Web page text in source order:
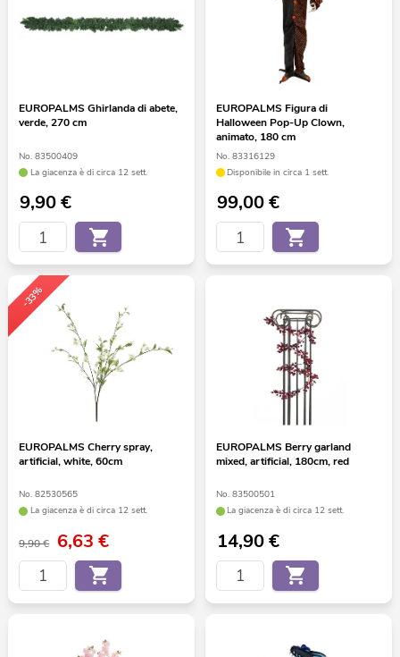
EUROPALMS Ghirlanda di abete,
verde, 270 cm
No. 83500409
La giacenza è di circa 12 sett.
9,90€
EUROPALMS Figura di
Halloween Pop-Up Clown,
animato, 180 cm
No. 83316129
Disponibile in circa 1 sett.
99,00€
-33%
EUROPALMS Cherry spray,
artificial, white, 60cm
No. 82530565
La giacenza è di circa 12 sett.
9,90 € 6,63€
EUROPALMS Berry garland
mixed, artificial, 180cm, red
No. 83500501
La giacenza è di circa 12 sett.
14,90€